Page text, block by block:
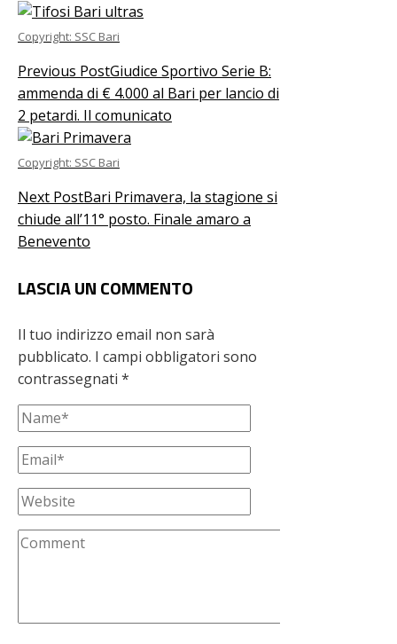
Copyright: SSC Bari
Previous PostGiudice Sportivo Serie B:
ammenda di € 4.000 al Bari per lancio di
2 petardi. Il comunicato
Copyright: SSC Bari
Next PostBari Primavera, la stagione si
chiude all’11° posto. Finale amaro a
Benevento
LASCIA UN COMMENTO
Il tuo indirizzo email non sarà
pubblicato. I campi obbligatori sono
contrassegnati *